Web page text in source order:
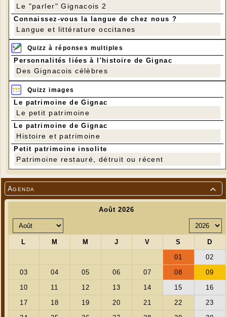

Agenda
Le "parler" Gignacois 2
Connaissez-vous la langue de chez nous ?
Langue et littérature occitanes
Quizz à réponses multiples
Personnalités liées à l'histoire de Gignac
Des Gignacois célèbres
Quizz images
Le patrimoine de Gignac
Le petit patrimoine
Le patrimoine de Gignac
Histoire et patrimoine
Petit patrimoine insolite
Patrimoine restauré, détruit ou récent